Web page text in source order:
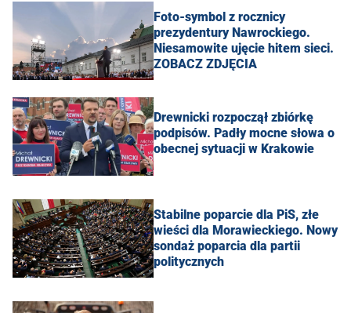
Foto-symbol z rocznicy
prezydentury Nawrockiego.
Niesamowite ujęcie hitem sieci.
ZOBACZ ZDJĘCIA
Drewnicki rozpoczął zbiórkę
podpisów. Padły mocne słowa o
obecnej sytuacji w Krakowie
Stabilne poparcie dla PiS, złe
wieści dla Morawieckiego. Nowy
sondaż poparcia dla partii
politycznych